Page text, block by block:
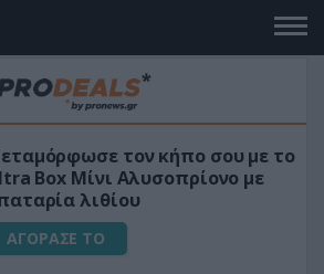
τον κήπο σου με το
Box Μίνι Αλυσοπρίονο με
λιθίου
ΑΓΟΡΑΣΕ ΤΟ